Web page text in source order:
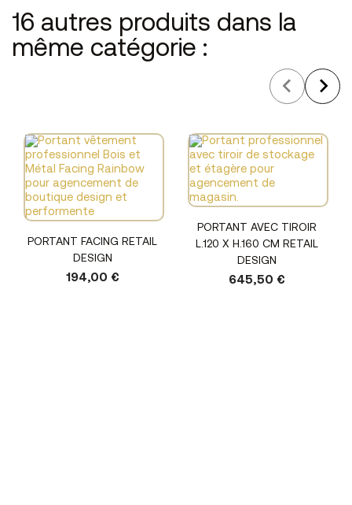
16 autres produits dans la
même catégorie :
PORTANT FACING RETAIL
DESIGN
194,00 €
PORTANT AVEC TIROIR
L.120 X H.160 CM RETAIL
DESIGN
645,50 €